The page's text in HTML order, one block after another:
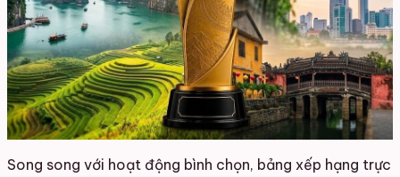
Song song với hoạt động bình chọn, bảng xếp hạng trực